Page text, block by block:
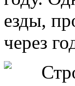
езды,
через